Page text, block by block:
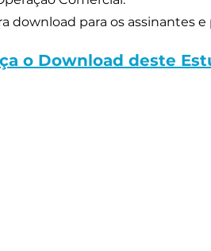
download para os assinantes e
o Download deste